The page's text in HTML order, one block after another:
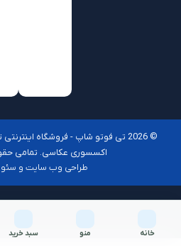
© 2026 تی فوتو شاپ - فروشگاه
اکسسوری عکاسی. تمامی
طراحی وب سایت و سئو
خانه منو سبد خرید